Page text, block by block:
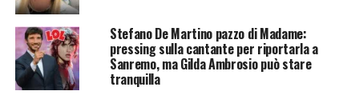
Stefano De Martino pazzo di Madame:
pressing sulla cantante per riportarla a
Sanremo, ma Gilda Ambrosio può stare
tranquilla